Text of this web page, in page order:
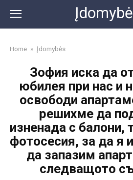
content
Home » Įdomybės
Зофия иска да
юбилея при нас и
освободи
решихме да
изненада с балони,
фотосесия, за да я
да запазим
следващото